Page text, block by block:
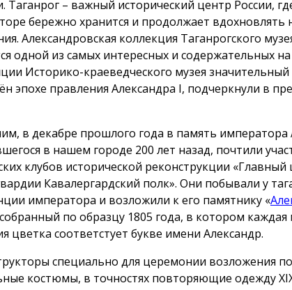
Таганрог – важный исторический центр России,
бережно хранится и продолжает вдохновлять
Александровская коллекция Таганрогского
одной из самых интересных и содержательных
Историко-краеведческого музея значительный
эпохе правления Александра I, подчеркнули в
в декабре прошлого года в память императора
в нашем городе 200 лет назад, почтили
клубов исторической реконструкции
Кавалергардский полк». Они побывали у
императора и возложили к его памятнику «
по образцу 1805 года, в котором каждая
цветка соответстует букве имени Александр.
специально для церемонии возложения
костюмы, в точностях повторяющие одежду